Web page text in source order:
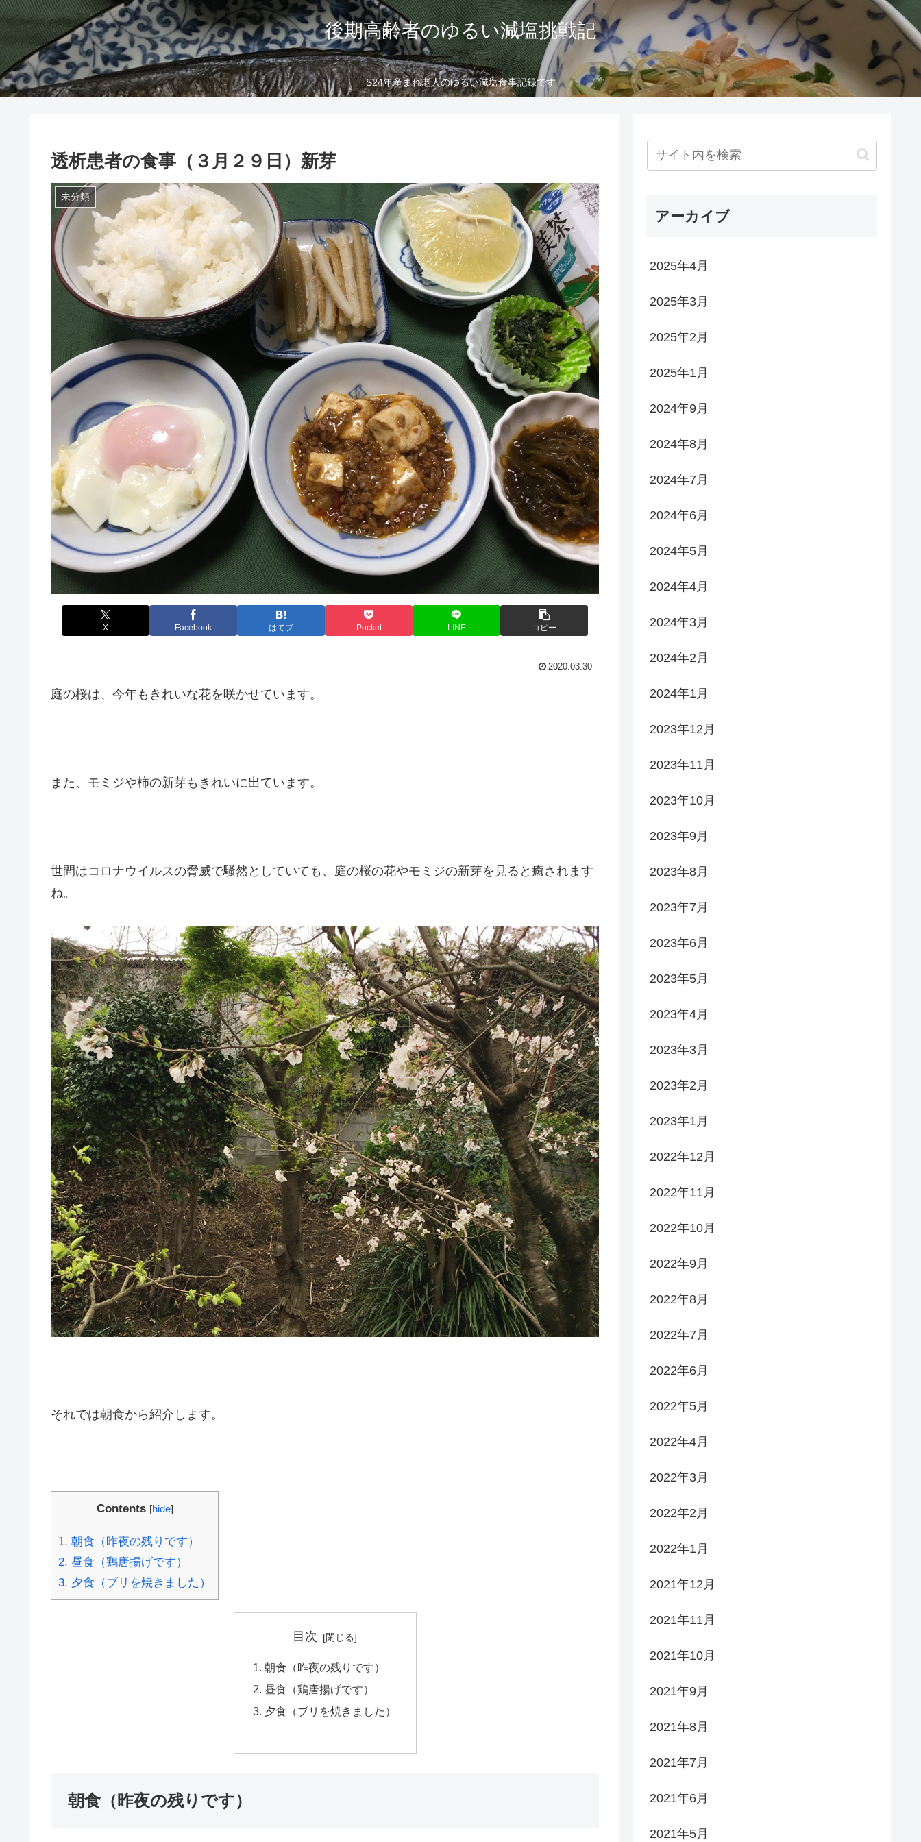
後期高齢者のゆるい減塩挑戦記
S24年産まれ老人のゆるい減塩食事記録です
透析患者の食事（３月２９日）新芽
未分類
X Facebook はてブ Pocket LINE コピー
2020.03.30
庭の桜は、今年もきれいな花を咲かせています。
また、モミジや柿の新芽もきれいに出ています。
世間はコロナウイルスの脅威で騒然としていても、庭の桜の花やモミジの新芽を見ると癒されます
ね。
それでは朝食から紹介します。
Contents [hide]
1. 朝食（昨夜の残りです）
2. 昼食（鶏唐揚げです）
3. 夕食（ブリを焼きました）
目次
朝食（昨夜の残りです）
昼食（鶏唐揚げです）
夕食（ブリを焼きました）
朝食（昨夜の残りです）
アーカイブ
2025年4月
2025年3月
2025年2月
2025年1月
2024年9月
2024年8月
2024年7月
2024年6月
2024年5月
2024年4月
2024年3月
2024年2月
2024年1月
2023年12月
2023年11月
2023年10月
2023年9月
2023年8月
2023年7月
2023年6月
2023年5月
2023年4月
2023年3月
2023年2月
2023年1月
2022年12月
2022年11月
2022年10月
2022年9月
2022年8月
2022年7月
2022年6月
2022年5月
2022年4月
2022年3月
2022年2月
2022年1月
2021年12月
2021年11月
2021年10月
2021年9月
2021年8月
2021年7月
2021年6月
2021年5月